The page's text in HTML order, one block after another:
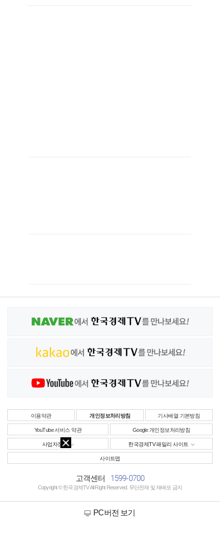
이용약관 개인정보처리방침 기사배열 기본방침
YouTube 서비스 약관 Google 개인정보처리방침
사업자정보 한국경제TV 패밀리 사이트
사이트맵
고객센터 1599-0700
Copyright © 한국경제TV All Right Reserved. 무단전재 및 재배포 금지
PC버전 보기